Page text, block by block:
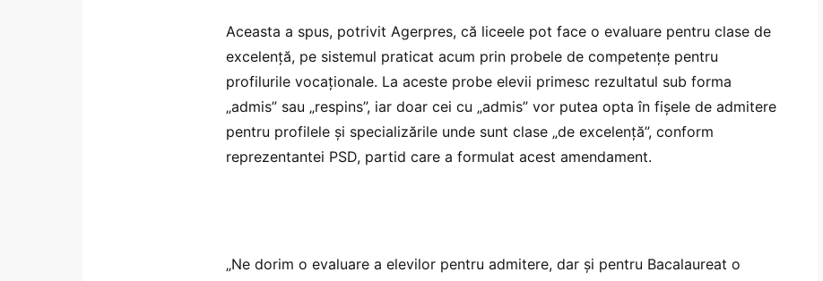
Aceasta a spus, potrivit Agerpres, că liceele pot face o evaluare pentru clase de
excelenţă, pe sistemul praticat acum prin probele de competențe pentru
profilurile vocaționale. La aceste probe elevii primesc rezultatul sub forma
„admis” sau „respins”, iar doar cei cu „admis” vor putea opta în fișele de admitere
pentru profilele și specializările unde sunt clase „de excelență”, conform
reprezentantei PSD, partid care a formulat acest amendament.
„Ne dorim o evaluare a elevilor pentru admitere, dar şi pentru Bacalaureat o